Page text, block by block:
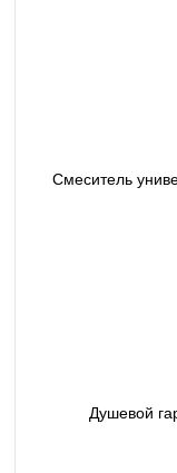
Смеситель
Душевой